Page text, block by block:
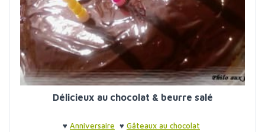
Délicieux au chocolat & beurre salé
♥ Anniversaire ♥ Gâteaux au chocolat